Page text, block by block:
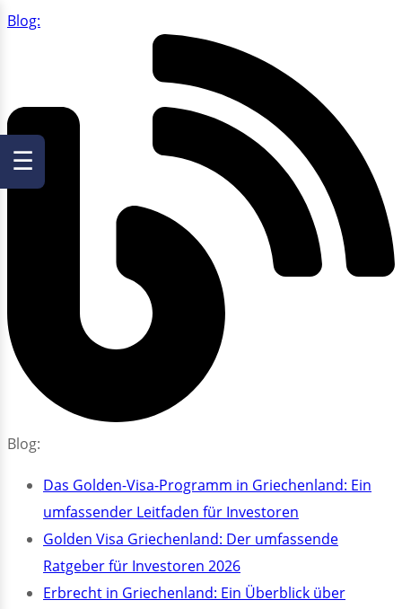
Blog:
Blog:
Das Golden-Visa-Programm in Griechenland: Ein
umfassender Leitfaden für Investoren
Golden Visa Griechenland: Der umfassende
Ratgeber für Investoren 2026
Erbrecht in Griechenland: Ein Überblick über
☰